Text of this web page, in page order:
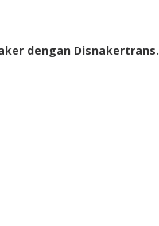
dengan Disnakertrans.